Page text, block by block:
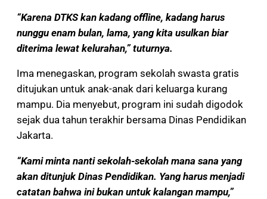
“Karena DTKS kan kadang offline, kadang harus
nunggu enam bulan, lama, yang kita usulkan biar
diterima lewat kelurahan,” tuturnya.
Ima menegaskan, program sekolah swasta gratis
ditujukan untuk anak-anak dari keluarga kurang
mampu. Dia menyebut, program ini sudah digodok
sejak dua tahun terakhir bersama Dinas Pendidikan
Jakarta.
“Kami minta nanti sekolah-sekolah mana sana yang
akan ditunjuk Dinas Pendidikan. Yang harus menjadi
catatan bahwa ini bukan untuk kalangan mampu,”